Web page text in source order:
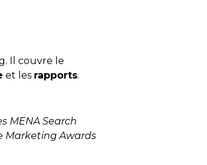
Il couvre le
et les rapports.
MENA Search
Marketing Awards